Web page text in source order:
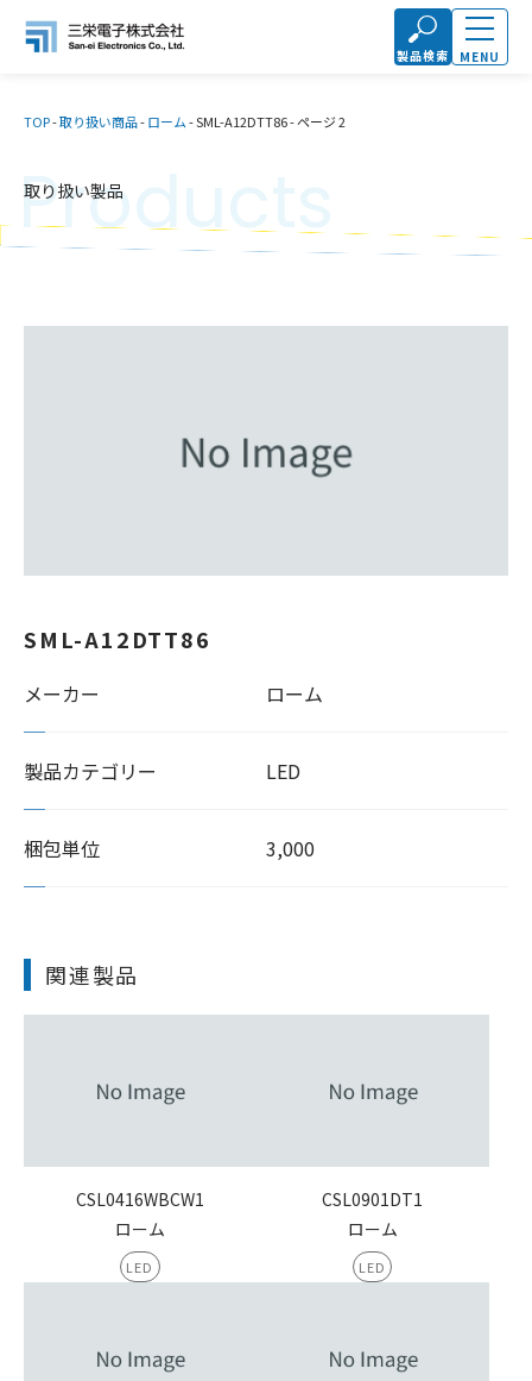
製品検索 MENU
TOP-取り扱い商品-ローム-SML-A12DTT86-ページ 2
取り扱い製品
Products
SML-A12DTT86
メーカー ローム
製品カテゴリー LED
梱包単位 3,000
関連製品
CSL0416WBCW1
ローム
LED
CSL0901DT1
ローム
LED